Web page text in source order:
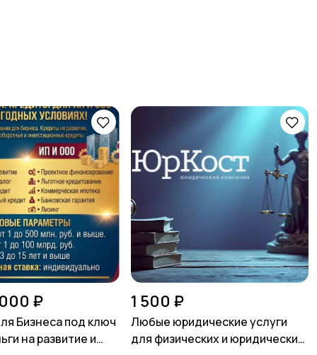
₽
Бизнеса под ключ
на развитие и
1 500 ₽
Любые юридические услуги
для физических и юридических